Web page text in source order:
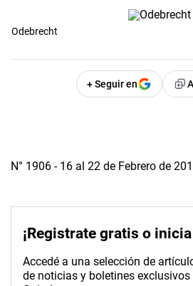
Odebrecht
+ Seguir en
N° 1906 - 16 al 22 de Febrero de
¡Registrate gratis o
Accedé a una selección de
de noticias y boletines exclusivos